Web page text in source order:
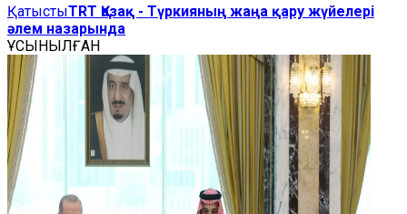
ҚатыстыTRT Қазақ - Түркияның жаңа қару жүйелері
әлем назарында
ҰСЫНЫЛҒАН